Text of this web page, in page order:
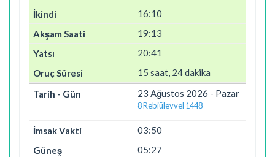
16:10
19:13
20:41
15 saat, 24 dakika
23 Ağustos 2026 - Pazar
8 Rebiülevvel 1448
03:50
05:27